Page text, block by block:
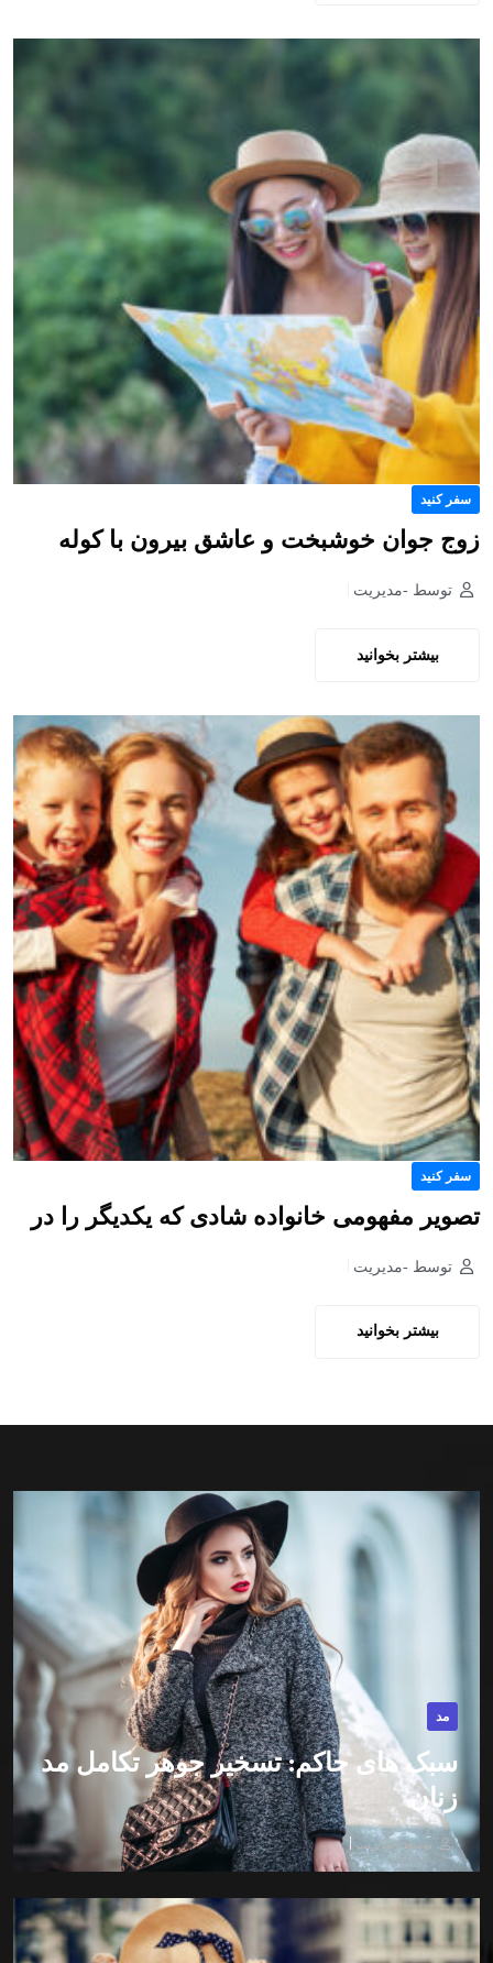
سفر کنید
زوج جوان خوشبخت و عاشق بیرون با کوله
توسط -مدیریت
بیشتر بخوانید
سفر کنید
تصویر مفهومی خانواده شادی که یکدیگر را در
توسط -مدیریت
بیشتر بخوانید
مد
سبک های حاکم: تسخیر جوهر تکامل مد
زنان
توسط -مدیریت